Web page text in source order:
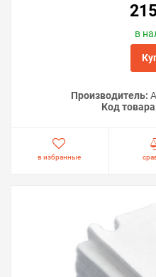
в
Производитель:
Код
в избранные